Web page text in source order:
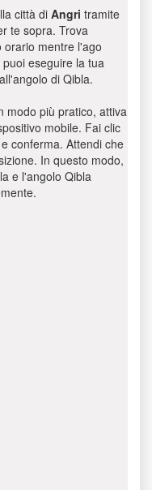
città di Angri tramite
te sopra. Trova
orario mentre l'ago
eseguire la tua
di Qibla.
modo più pratico, attiva
mobile. Fai clic
conferma. Attendi che
In questo modo,
e l'angolo Qibla